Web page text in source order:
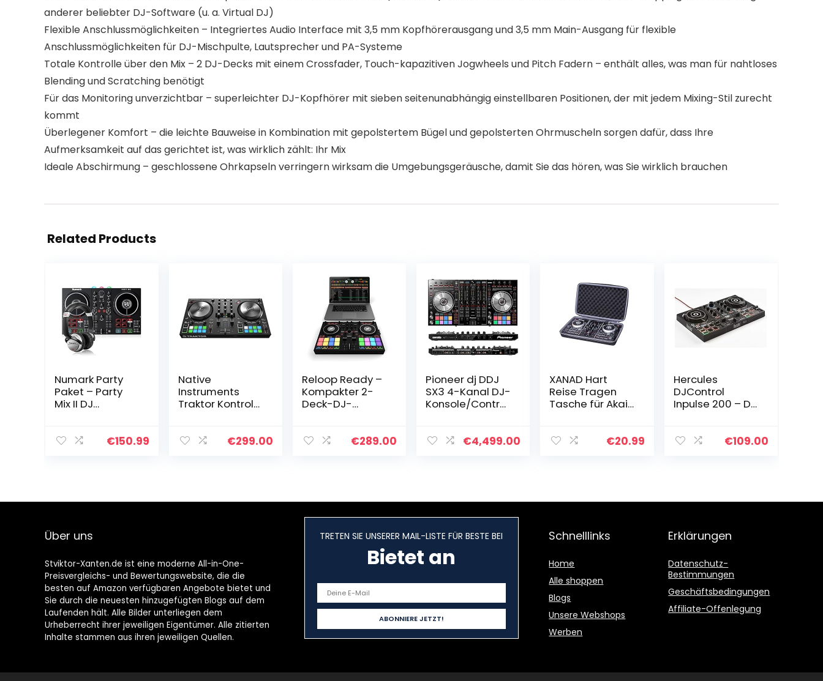
anderer beliebter DJ-Software (u. a. Virtual DJ)
Flexible Anschlussmöglichkeiten – Integriertes Audio Interface mit 3,5 mm Kopfhörerausgang und 3,5 mm Main-Ausgang für flexible
Anschlussmöglichkeiten für DJ-Mischpulte, Lautsprecher und PA-Systeme
Totale Kontrolle über den Mix – 2 DJ-Decks mit einem Crossfader, Touch-kapazitiven Jogwheels und Pitch Fadern – enthält alles, was man für nahtloses
Blending und Scratching benötigt
Für das Monitoring unverzichtbar – superleichter DJ-Kopfhörer mit sieben seitenunabhängig einstellbaren Positionen, der mit jedem Mixing-Stil zurecht
kommt
Überlegener Komfort – die leichte Bauweise in Kombination mit gepolstertem Bügel und gepolsterten Ohrmuscheln sorgen dafür, dass Ihre
Aufmerksamkeit auf das gerichtet ist, was wirklich zählt: Ihr Mix
Ideale Abschirmung – geschlossene Ohrkapseln verringern wirksam die Umgebungsgeräusche, damit Sie das hören, was Sie wirklich brauchen
Related Products
Numark Party
Paket – Party
Mix II DJ
eingebauten
€150.99
Native
Instruments
Traktor Kontrol
Pads, integrierte
€299.00
Reloop Ready –
Kompakter 2-
Deck-DJ-
(inklusive) & DJ
€289.00
Pioneer dj DDJ
SX3 4-Kanal DJ-
Konsole/Controll
€4,499.00
XANAD Hart
Reise Tragen
Tasche für Akai
Numark Party
€20.99
Hercules
DJControl
Inpulse 200 – DJ
pads and sound
€109.00
Über uns
Stviktor-Xanten.de ist eine moderne All-in-One-
Preisvergleichs- und Bewertungswebsite, die die
besten auf Amazon verfügbaren Angebote bietet und
Sie durch die neuesten hinzugefügten Blogs auf dem
Laufenden hält. Alle Bilder unterliegen dem
Urheberrecht ihrer jeweiligen Eigentümer. Alle zitierten
Inhalte stammen aus ihren jeweiligen Quellen.
TRETEN SIE UNSERER MAIL-LISTE FÜR BESTE BEI
Bietet an
Schnelllinks
Home
Alle shoppen
Blogs
Unsere Webshops
Werben
Erklärungen
Datenschutz-
Bestimmungen
Geschäftsbedingungen
Affiliate-Offenlegung